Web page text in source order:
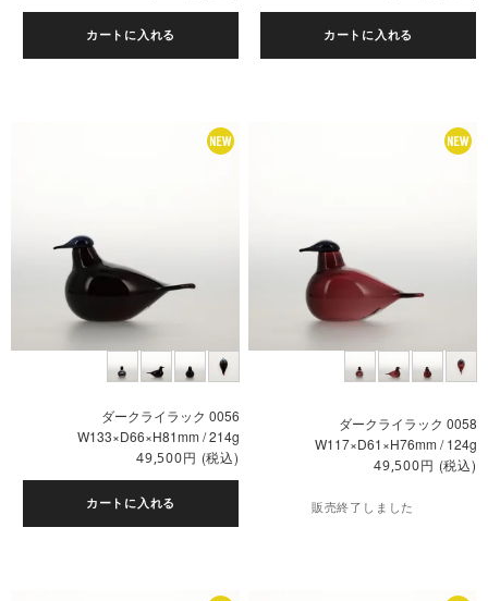
カートに入れる カートに入れる
ダークライラック 0056
W133×D66×H81mm / 214g
49,500円 (税込)
カートに入れる
ダークライラック 0058
W117×D61×H76mm / 124g
49,500円 (税込)
販売終了しました